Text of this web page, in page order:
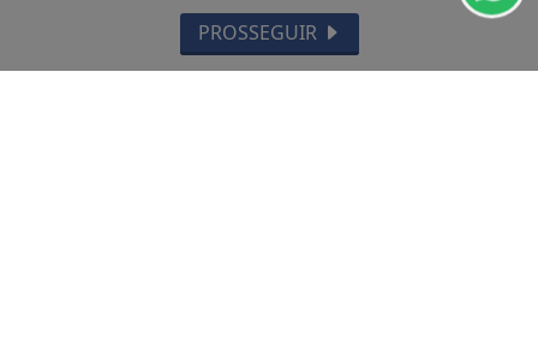
06 DE AGO
Casa do Artesão de São Caetano celebra
PROSSEGUIR